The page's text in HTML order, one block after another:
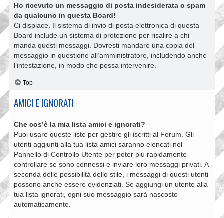
Ho ricevuto un messaggio di posta indesiderata o spam
da qualcuno in questa Board!
Ci dispiace. Il sistema di invio di posta elettronica di questa
Board include un sistema di protezione per risalire a chi
manda questi messaggi. Dovresti mandare una copia del
messaggio in questione all’amministratore, includendo anche
l’intestazione, in modo che possa intervenire.
Top
AMICI E IGNORATI
Che cos’è la mia lista amici e ignorati?
Puoi usare queste liste per gestire gli iscritti al Forum. Gli
utenti aggiunti alla tua lista amici saranno elencati nel
Pannello di Controllo Utente per poter più rapidamente
controllare se sono connessi e inviare loro messaggi privati. A
seconda delle possibilità dello stile, i messaggi di questi utenti
possono anche essere evidenziati. Se aggiungi un utente alla
tua lista ignorati, ogni suo messaggio sarà nascosto
automaticamente.